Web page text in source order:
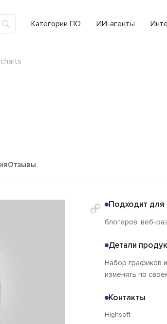
Категории ПО ИИ-агенты
Отзывы
Подходит для
блогеров, веб-
Детали
Набор графиков
изменять по
Контакты
Highsoft